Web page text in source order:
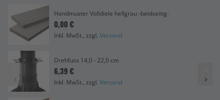
Handmuster Volldiele hellgrau -beidseitig-
0,00 €
Inkl. MwSt., zzgl. Versand
Drehfuss 14,0 - 22,0 cm
6,39 €
Inkl. MwSt., zzgl. Versand